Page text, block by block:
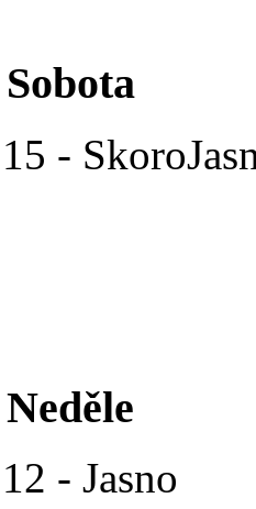
-
- Jasno